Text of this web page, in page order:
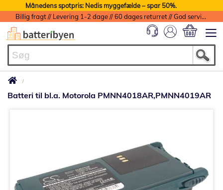
Månedens spotpris: Nedis myggefælde – spar 50%.
Billig fragt // Levering 1-2 dage // 60 dages returret // God service med garanti
Batteri til bl.a. Motorola PMNN4018AR,PMNN4019AR